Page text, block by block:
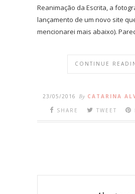
Reanimação da Escrita, a
lançamento de um novo site
mencionarei mais abaixo).
CONTINUE
23/05/2016 By CATARINA
SHARE
TWEET